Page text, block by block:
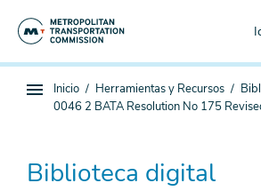
Navegación
Estás
aquí
Inicio Herramientas y Recursos
0046 2 BATA Resolution No 175
Biblioteca digital